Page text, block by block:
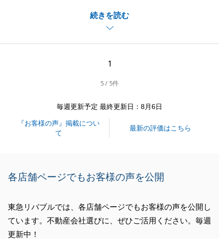
続きを読む
大変申し訳ございませんでした。
今後は、お客様に事前にご相談させていただき、当社
社員１名で対応せずに代理の者を用意し、売主様担当
1
5 / 5件
毎週更新予定 最終更新日：8月6日
『お客様の声』掲載につい
て
最新の評価はこちら
各店舗ページでもお客様の声を公開
東急リバブルでは、各店舗ページでもお客様の声を公開し
ています。不動産会社選びに、ぜひご活用ください。毎週
更新中！